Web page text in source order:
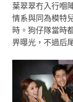
葉翠翠冇入行嗰
情系與同為模特
時。狗仔隊當時
畀曝光，不過后